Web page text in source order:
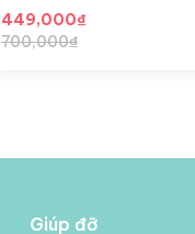
Tiện Lợi
449,000₫
700,000₫
Giúp đỡ